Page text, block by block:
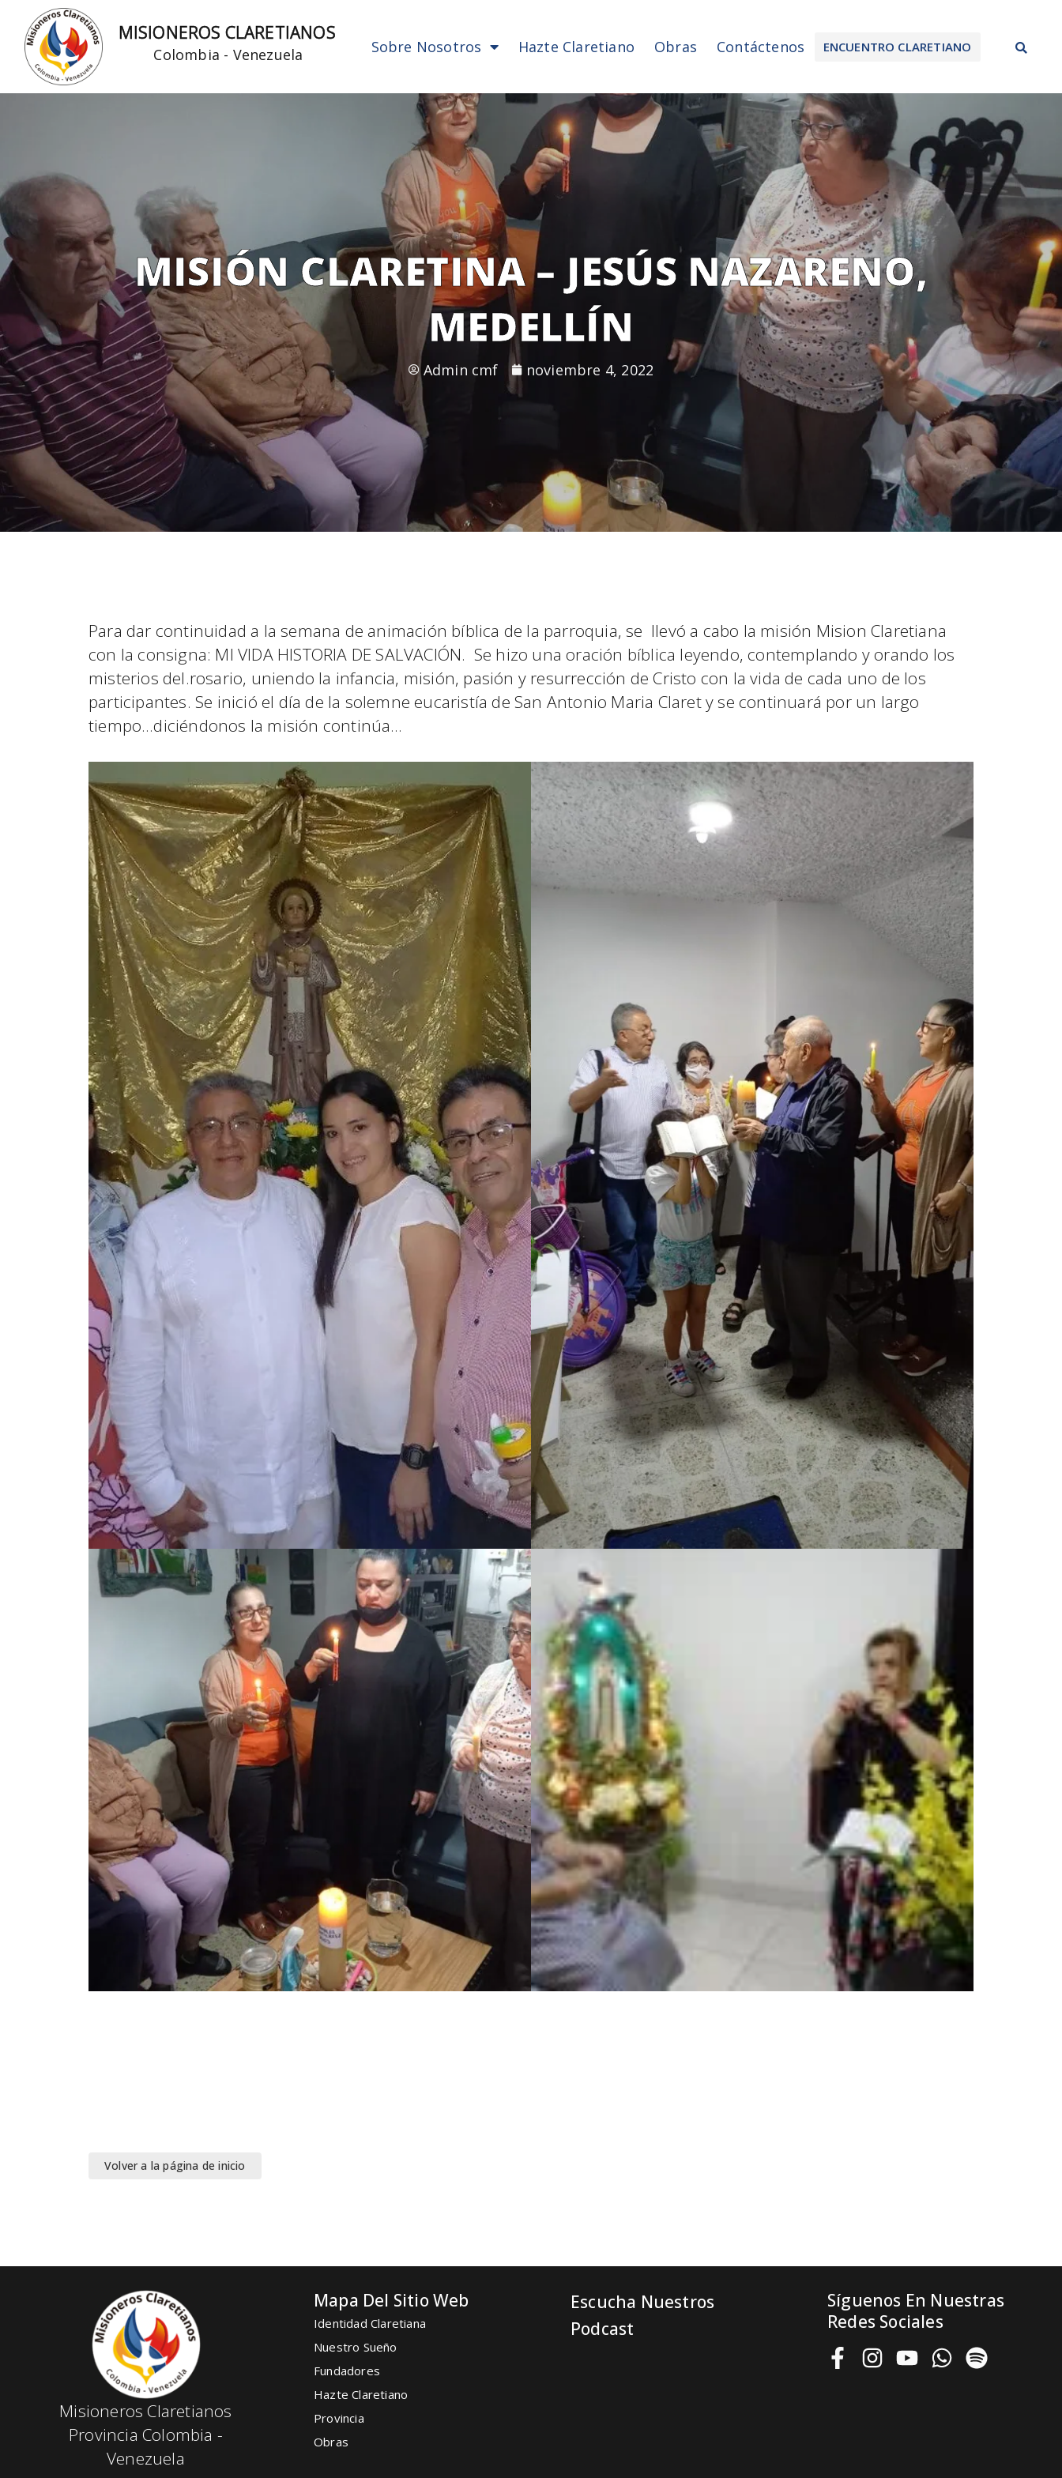
contenido
MISIONEROS CLARETIANOS
Colombia - Venezuela Sobre Nosotros Hazte Claretiano Obras Contáctenos ENCUENTRO CLARETIANO
MISIÓN CLARETINA – JESÚS NAZARENO,
MEDELLÍN
Admin cmf noviembre 4, 2022
Para dar continuidad a la semana de animación bíblica de la parroquia, se llevó a cabo la misión Mision Claretiana
con la consigna: MI VIDA HISTORIA DE SALVACIÓN. Se hizo una oración bíblica leyendo, contemplando y orando los
misterios del.rosario, uniendo la infancia, misión, pasión y resurrección de Cristo con la vida de cada uno de los
participantes. Se inició el día de la solemne eucaristía de San Antonio Maria Claret y se continuará por un largo
tiempo…diciéndonos la misión continúa…
Volver a la página de inicio
Misioneros Claretianos
Provincia Colombia -
Venezuela
Mapa Del Sitio Web
Identidad Claretiana
Nuestro Sueño
Fundadores
Hazte Claretiano
Provincia
Obras
Escucha Nuestros
Podcast
Síguenos En Nuestras
Redes Sociales